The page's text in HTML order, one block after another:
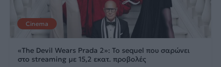
Cinema
«The Devil Wears Prada 2»: Το sequel που σαρώνει
στο streaming με 15,2 εκατ. προβολές